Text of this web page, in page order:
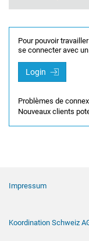
Pour pouvoir
se connecter avec
Login
Problèmes de
Nouveaux clients
Impressum
Koordination Schweiz